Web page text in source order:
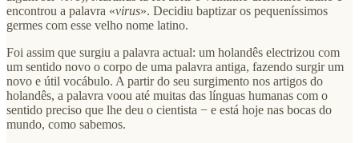
encontrou a palavra «virus». Decidiu baptizar os pequeníssimos
germes com esse velho nome latino.
Foi assim que surgiu a palavra actual: um holandês electrizou com
um sentido novo o corpo de uma palavra antiga, fazendo surgir um
novo e útil vocábulo. A partir do seu surgimento nos artigos do
holandês, a palavra voou até muitas das línguas humanas com o
sentido preciso que lhe deu o cientista − e está hoje nas bocas do
mundo, como sabemos.